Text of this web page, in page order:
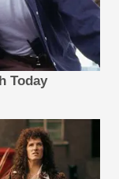
Today